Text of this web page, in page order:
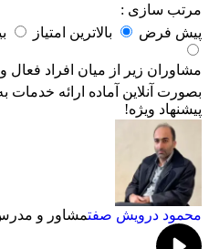
مرتب سازی :
پیش فرض
بالاترین امتیاز
مشاوران زیر از میان افراد
بصورت آنلاین آماده ارائه خدمات
پیشنهاد ویژه!
محمود درویش صفتمشاور و